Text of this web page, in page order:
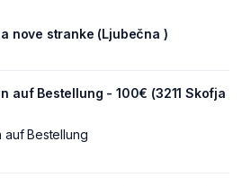
nove stranke (Ljubečna )
auf Bestellung - 100€ (3211 Skofja
auf Bestellung